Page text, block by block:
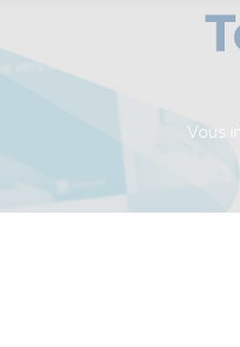
Vous